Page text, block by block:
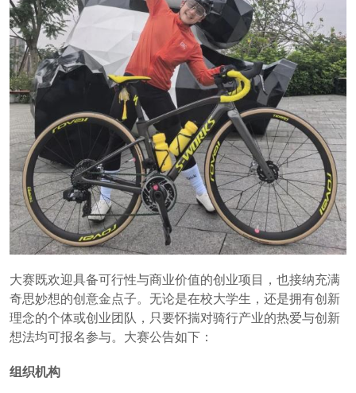
大赛既欢迎具备可行性与商业价值的创业项目，也接纳充满
奇思妙想的创意金点子。无论是在校大学生，还是拥有创新
理念的个体或创业团队，只要怀揣对骑行产业的热爱与创新
想法均可报名参与。大赛公告如下：
组织机构